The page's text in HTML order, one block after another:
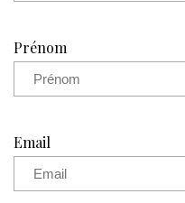
Prénom
Email